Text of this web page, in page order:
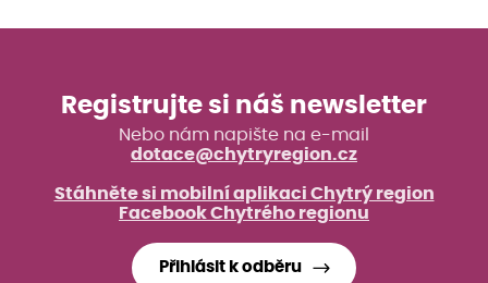
Registrujte si náš newsletter
Nebo nám napište na e-mail
dotace@chytryregion.cz
Stáhněte si mobilní aplikaci Chytrý region
Facebook Chytrého regionu
Přihlásit k odběru